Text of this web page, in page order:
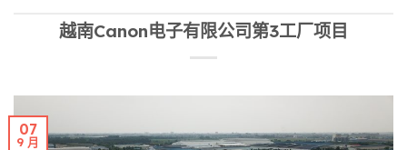
越南Canon电子有限公司第3工厂项目
07
9 月